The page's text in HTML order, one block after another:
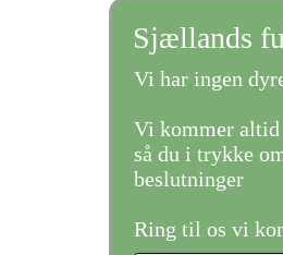
Sjællands
Vi har ingen
Vi kommer
så du i trykke
beslutninger
Ring til os vi